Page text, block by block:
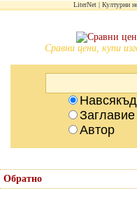
LiterNet Културни
Сравни цени, купи
Заглавие
Автор
Обратно